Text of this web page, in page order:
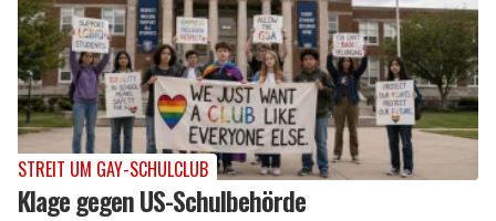
STREIT UM GAY-SCHULCLUB
Klage gegen US-Schulbehörde